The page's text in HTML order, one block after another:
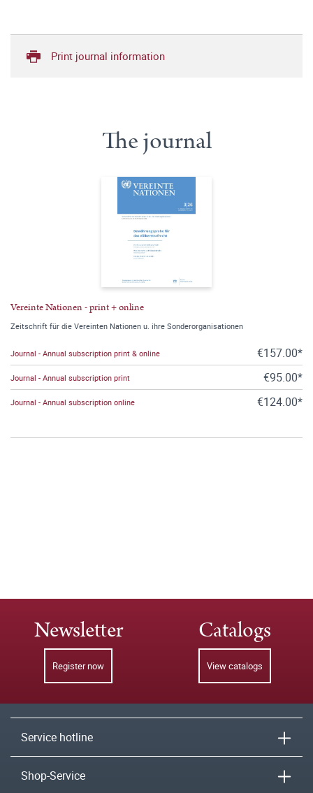
Print journal information
The journal
Vereinte Nationen - print + online
Zeitschrift für die Vereinten Nationen u. ihre Sonderorganisationen
Journal - Annual subscription print & online €157.00*
Journal - Annual subscription print €95.00*
Journal - Annual subscription online €124.00*
Newsletter
Register now
Catalogs
View catalogs
Service hotline
Shop-Service